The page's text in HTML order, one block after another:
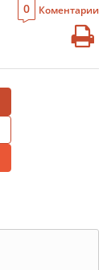
0 Коментарии